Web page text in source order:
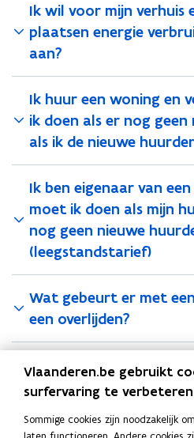
e
)
n
b
e
e
v
e
z
n
g
o
v
e
w
e
e
n
t
r
t
b
e
e
v
e
r
z
n
g
o
v
e
Ik wil voor mijn verhuis
plaatsen energie
aan?
Ik huur een woning en
ik doen als er nog
als ik de nieuwe
Ik ben eigenaar van
moet ik doen als mijn
nog geen nieuwe
(leegstandstarief)
Wat gebeurt er met
een overlijden?
Wie is mijn
Hoe moet ik de
Vlaanderen.be gebruikt
surfervaring te
Sommige cookies zijn noodzakelijk